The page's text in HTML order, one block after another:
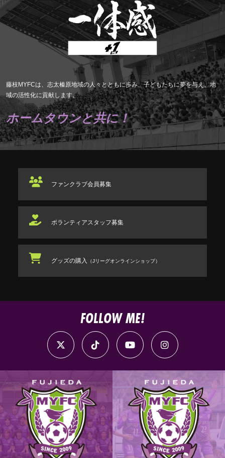
藤枝MYFCは、志太榛原地域の人々とともに歩み、子どもたちに夢を与え、地
域の活性化に貢献します。
ホームタウンと共に！
ファンクラブ会員募集
ボランティアスタッフ募集
グッズの購入 （Jリーグオンラインショップ）
FOLLOW ME!